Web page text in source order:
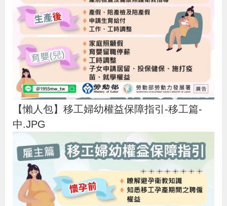
【懶人包】移工婦幼權益保障指引-移工篇-
中.JPG